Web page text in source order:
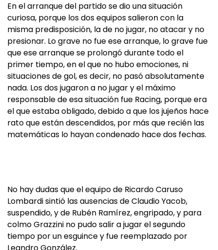
En el arranque del partido se dio una situación
curiosa, porque los dos equipos salieron con la
misma predisposición, la de no jugar, no atacar y no
presionar. Lo grave no fue ese arranque, lo grave fue
que ese arranque se prolongó durante todo el
primer tiempo, en el que no hubo emociones, ni
situaciones de gol, es decir, no pasó absolutamente
nada. Los dos jugaron a no jugar y el máximo
responsable de esa situación fue Racing, porque era
el que estaba obligado, debido a que los jujeños hace
rato que están descendidos, por más que recién las
matemáticas lo hayan condenado hace dos fechas.
No hay dudas que el equipo de Ricardo Caruso
Lombardi sintió las ausencias de Claudio Yacob,
suspendido, y de Rubén Ramírez, engripado, y para
colmo Grazzini no pudo salir a jugar el segundo
tiempo por un esguince y fue reemplazado por